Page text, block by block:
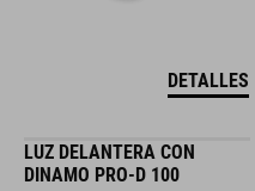
DETALLES
LUZ DELANTERA CON
DINAMO PRO-D 100